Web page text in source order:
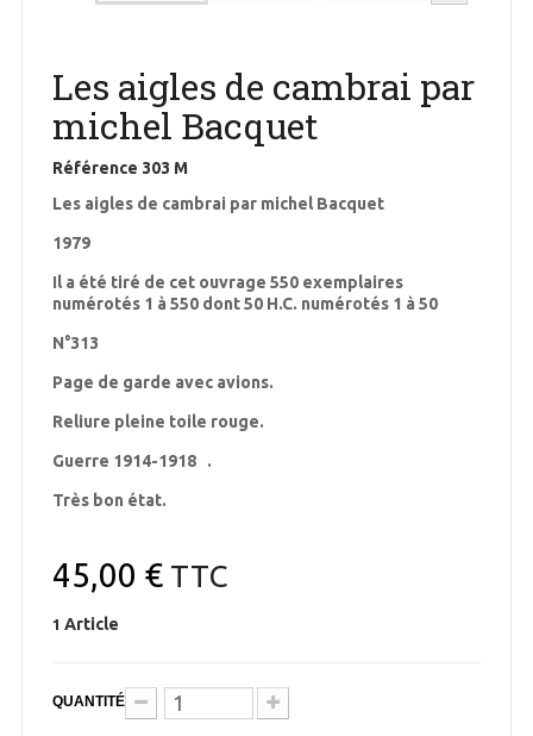
Les aigles de cambrai par
michel Bacquet
Référence 303 M
Les aigles de cambrai par michel Bacquet
1979
Il a été tiré de cet ouvrage 550 exemplaires
numérotés 1 à 550 dont 50 H.C. numérotés 1 à 50
N°313
Page de garde avec avions.
Reliure pleine toile rouge.
Guerre 1914-1918 .
Très bon état.
45,00 €TTC
1 Article
QUANTITÉ